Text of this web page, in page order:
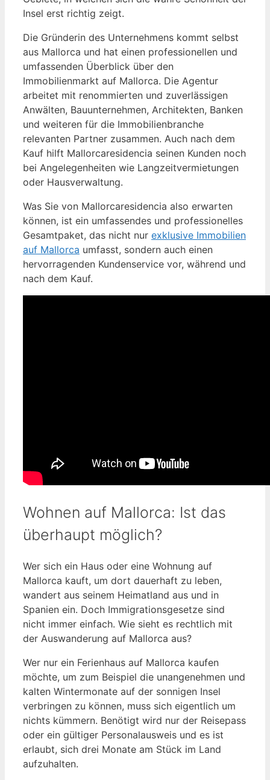
Insel erst richtig zeigt.
Die Gründerin des Unternehmens kommt selbst
aus Mallorca und hat einen professionellen und
umfassenden Überblick über den
Immobilienmarkt auf Mallorca. Die Agentur
arbeitet mit renommierten und zuverlässigen
Anwälten, Bauunternehmen, Architekten, Banken
und weiteren für die Immobilienbranche
relevanten Partner zusammen. Auch nach dem
Kauf hilft Mallorcaresidencia seinen Kunden noch
bei Angelegenheiten wie Langzeitvermietungen
oder Hausverwaltung.
Was Sie von Mallorcaresidencia also erwarten
können, ist ein umfassendes und professionelles
Gesamtpaket, das nicht nur exklusive Immobilien
auf Mallorca umfasst, sondern auch einen
hervorragenden Kundenservice vor, während und
nach dem Kauf.
Wohnen auf Mallorca: Ist das
überhaupt möglich?
Wer sich ein Haus oder eine Wohnung auf
Mallorca kauft, um dort dauerhaft zu leben,
wandert aus seinem Heimatland aus und in
Spanien ein. Doch Immigrationsgesetze sind
nicht immer einfach. Wie sieht es rechtlich mit
der Auswanderung auf Mallorca aus?
Wer nur ein Ferienhaus auf Mallorca kaufen
möchte, um zum Beispiel die unangenehmen und
kalten Wintermonate auf der sonnigen Insel
verbringen zu können, muss sich eigentlich um
nichts kümmern. Benötigt wird nur der Reisepass
oder ein gültiger Personalausweis und es ist
erlaubt, sich drei Monate am Stück im Land
aufzuhalten.